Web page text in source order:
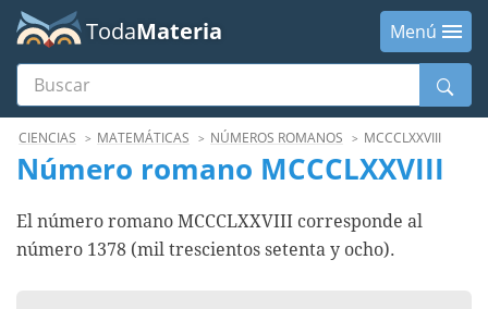
TodaMateria
Menú
Buscar
MenúCIENCIAS MATEMÁTICAS NÚMEROS ROMANOS MCCCLXXVIII
Número romano MCCCLXXVIII
El número romano MCCCLXXVIII corresponde al
número 1378 (mil trescientos setenta y ocho).